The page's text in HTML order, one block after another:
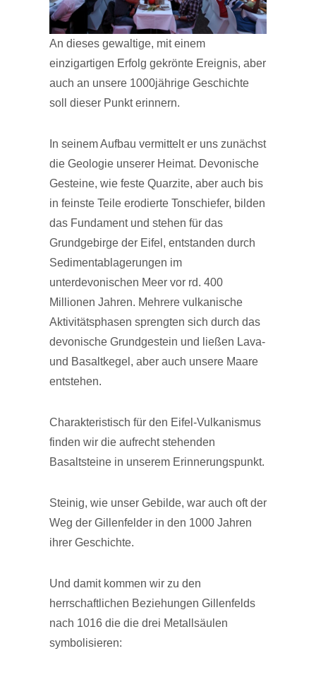
An dieses gewaltige, mit einem
einzigartigen Erfolg gekrönte Ereignis, aber
auch an unsere 1000jährige Geschichte
soll dieser Punkt erinnern.
In seinem Aufbau vermittelt er uns zunächst
die Geologie unserer Heimat. Devonische
Gesteine, wie feste Quarzite, aber auch bis
in feinste Teile erodierte Tonschiefer, bilden
das Fundament und stehen für das
Grundgebirge der Eifel, entstanden durch
Sedimentablagerungen im
unterdevonischen Meer vor rd. 400
Millionen Jahren. Mehrere vulkanische
Aktivitätsphasen sprengten sich durch das
devonische Grundgestein und ließen Lava-
und Basaltkegel, aber auch unsere Maare
entstehen.
Charakteristisch für den Eifel-Vulkanismus
finden wir die aufrecht stehenden
Basaltsteine in unserem Erinnerungspunkt.
Steinig, wie unser Gebilde, war auch oft der
Weg der Gillenfelder in den 1000 Jahren
ihrer Geschichte.
Und damit kommen wir zu den
herrschaftlichen Beziehungen Gillenfelds
nach 1016 die die drei Metallsäulen
symbolisieren: